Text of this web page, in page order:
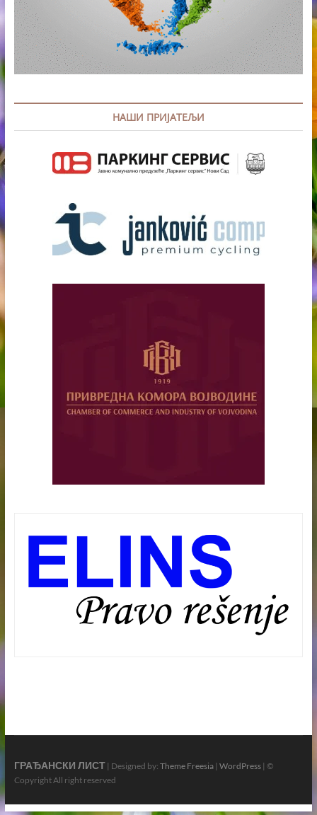
НАШИ ПРИЈАТЕЉИ
ГРАЂАНСКИ ЛИСТ| Designed by: Theme Freesia| WordPress| ©
Copyright All right reserved